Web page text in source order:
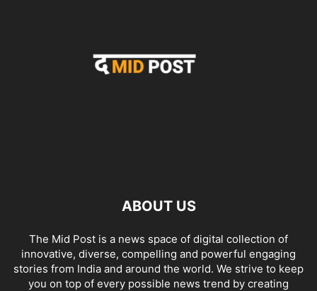
ABOUT US
The Mid Post is a news space of digital collection of
innovative, diverse, compelling and powerful engaging
stories from India and around the world. We strive to keep
you on top of every possible news trend by creating